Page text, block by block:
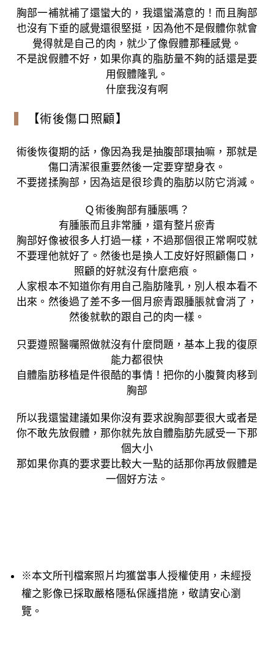
胸部一補就補了還蠻大的，我還蠻滿意的！而且胸部
也沒有下垂的感覺還很堅挺，因為他不是假體你就會
覺得就是自己的肉，就少了像假體那種感覺。
不是說假體不好，如果你真的脂肪量不夠的話還是要
用假體隆乳。
什麼我沒有啊
【術後傷口照顧】
術後恢復期的話，像因為我是抽腹部環抽嘛，那就是
傷口清潔很重要然後一定要穿塑身衣。
不要搓揉胸部，因為這是很珍貴的脂肪以防它消減。
Ｑ術後胸部有腫脹嗎？
有腫脹而且非常腫，還有整片瘀青
胸部好像被很多人打過一樣，不過那個很正常啊哎就
不要理他就好了。然後也是換人工皮好好照顧傷口，
照顧的好就沒有什麼疤痕。
人家根本不知道你有用自己脂肪隆乳，別人根本看不
出來。然後過了差不多一個月瘀青跟腫脹就會消了，
然後就軟的跟自己的肉一樣。
只要遵照醫囑照做就沒有什麼問題，基本上我的復原
能力都很快
自體脂肪移植是件很酷的事情！把你的小腹贅肉移到
胸部
所以我還蠻建議如果你沒有要求說胸部要很大或者是
你不敢先放假體，那你就先放自體脂肪先感受一下那
個大小
那如果你真的要求要比較大一點的話那你再放假體是
一個好方法。
※本文所刊檔案照片均獲當事人授權使用，未經授
權之影像已採取嚴格隱私保護措施，敬請安心瀏
覽。